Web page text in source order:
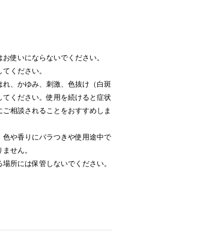
使いにならないでください。
ください。
れ、かゆみ、刺激、色抜け（白斑
ください。使用を続けると症状
相談されることをおすすめしま
色や香りにバラつきや使用途中で
せん。
所には保管しないでください。